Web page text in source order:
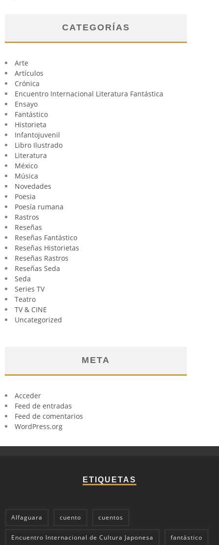
CATEGORÍAS
Arte
Artículos
Crónica
Encuentro Internacional Literatura Fantástica
Ensayo
Fantástico
Historieta
Infantojuvenil
Libro Ilustrado
Literatura
México
Música
Novedades
Poesia
Poesía rumana
Rastros
Reseñas
Reseñas Fantástico
Reseñas Historietas
Reseñas Rastros
Reseñas Seda
Seda
Series TV
Teatro
TV & CINE
Uncategorized
META
Acceder
Feed de entradas
Feed de comentarios
WordPress.org
ETIQUETAS
Alfaguara cuento cuentos
Encuentro Internacional de Cultura Japonesa fantástico